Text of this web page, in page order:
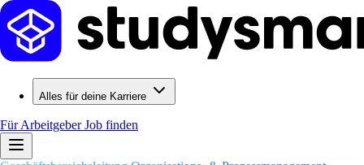
Alles für deine Karriere
Für ArbeitgeberJob finden